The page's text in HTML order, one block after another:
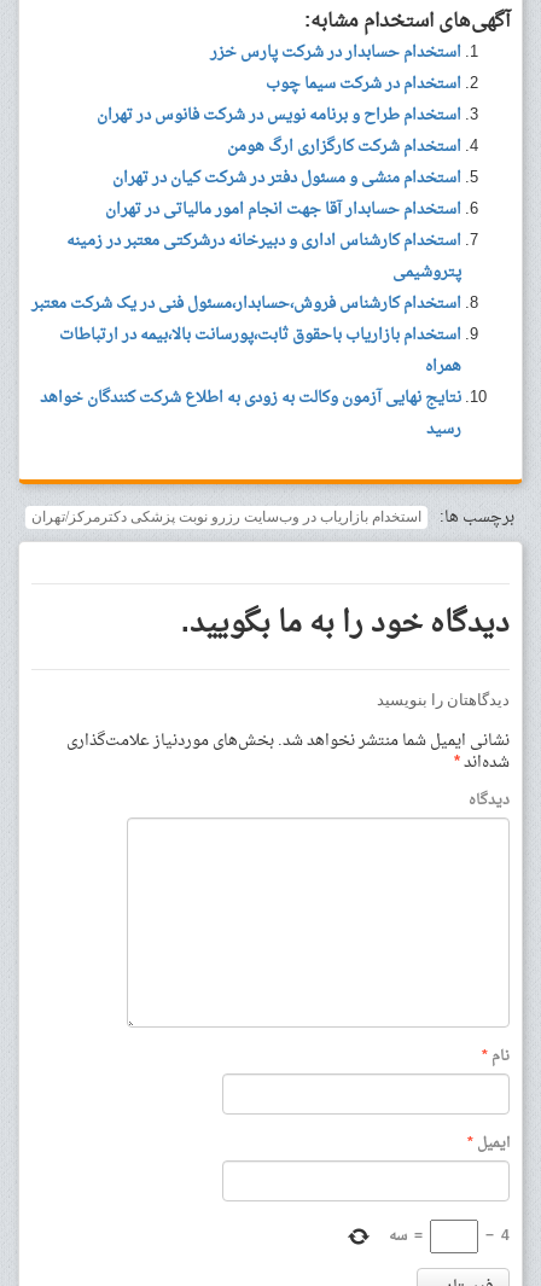
آگهی‌های استخدام مشابه:
استخدام حسابدار در شرکت پارس خزر
استخدام در شرکت سیما چوب
استخدام طراح و برنامه نویس در شرکت فانوس در تهران
استخدام شرکت کارگزاری ارگ هومن
استخدام منشی و مسئول دفتر در شرکت کیان در تهران
استخدام حسابدار آقا جهت انجام امور مالیاتی در تهران
استخدام کارشناس اداری و دبیرخانه درشرکتی معتبر در زمینه
پتروشیمی
استخدام کارشناس فروش،حسابدار،مسئول فنی در یک شرکت معتبر
استخدام بازاریاب باحقوق ثابت،پورسانت بالا،بیمه در ارتباطات
همراه
نتایج نهایی آزمون وکالت به زودی به اطلاع شرکت کنندگان خواهد
رسید
برچسب ها: استخدام بازاریاب در وب‌سایت رزرو نوبت پزشکی دکترمرکز/تهران
دیدگاه خود را به ما بگویید.
دیدگاهتان را بنویسید
نشانی ایمیل شما منتشر نخواهد شد.بخش‌های موردنیاز علامت‌گذاری
شده‌اند*
دیدگاه
نام*
ایمیل*
4
−
= سه